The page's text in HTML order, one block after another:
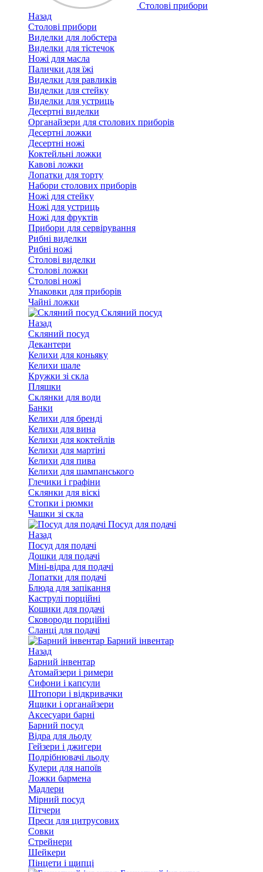
Столові прибори
Назад
Столові прибори
Виделки для лобстера
Виделки для тістечок
Ножі для масла
Палички для їжі
Виделки для равликів
Виделки для стейку
Виделки для устриць
Десертні виделки
Органайзери для столових приборів
Десертні ложки
Десертні ножі
Коктейльні ложки
Кавові ложки
Лопатки для торту
Набори столових приборів
Ножі для стейку
Ножі для устриць
Ножі для фруктів
Прибори для сервірування
Рибні виделки
Рибні ножі
Столові виделки
Столові ложки
Столові ножі
Упаковки для приборів
Чайні ложки
Скляний посуд
Назад
Скляний посуд
Декантери
Келихи для коньяку
Келихи шале
Кружки зі скла
Пляшки
Склянки для води
Банки
Келихи для бренді
Келихи для вина
Келихи для коктейлів
Келихи для мартіні
Келихи для пива
Келихи для шампанського
Глечики і графіни
Склянки для віскі
Стопки і рюмки
Чашки зі скла
Посуд для подачі
Назад
Посуд для подачі
Дошки для подачі
Міні-відра для подачі
Лопатки для подачі
Блюда для запікання
Каструлі порційні
Кошики для подачі
Сковороди порційні
Сланці для подачі
Барний інвентар
Назад
Барний інвентар
Атомайзери і римери
Сифони і капсули
Штопори і відкривачки
Ящики і органайзери
Аксесуари барні
Барний посуд
Відра для льоду
Гейзери і джигери
Подрібнювачі льоду
Кулери для напоїв
Ложки бармена
Мадлери
Мірний посуд
Пітчери
Преси для цитрусових
Совки
Стрейнери
Шейкери
Пінцети і щипці